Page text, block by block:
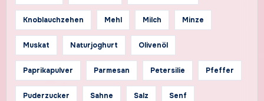
Knoblauchzehen Mehl Milch Minze
Muskat Naturjoghurt Olivenöl
Paprikapulver Parmesan Petersilie Pfeffer
Puderzucker Sahne Salz Senf